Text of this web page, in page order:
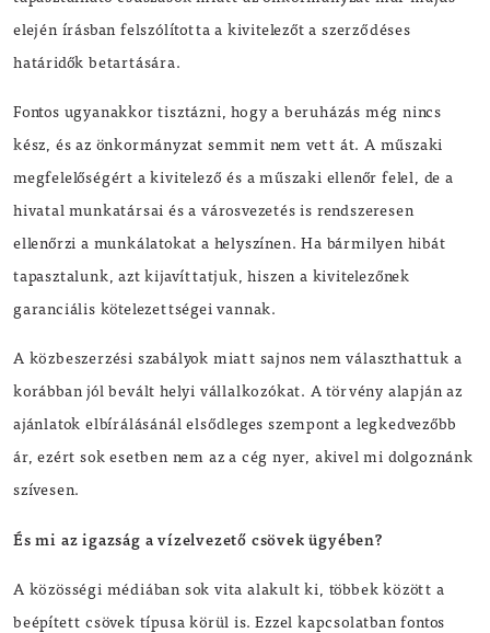
elején írásban felszólította a kivitelezőt a szerződéses
határidők betartására.
Fontos ugyanakkor tisztázni, hogy a beruházás még nincs
kész, és az önkormányzat semmit nem vett át. A műszaki
megfelelőségért a kivitelező és a műszaki ellenőr felel, de a
hivatal munkatársai és a városvezetés is rendszeresen
ellenőrzi a munkálatokat a helyszínen. Ha bármilyen hibát
tapasztalunk, azt kijavíttatjuk, hiszen a kivitelezőnek
garanciális kötelezettségei vannak.
A közbeszerzési szabályok miatt sajnos nem választhattuk a
korábban jól bevált helyi vállalkozókat. A törvény alapján az
ajánlatok elbírálásánál elsődleges szempont a legkedvezőbb
ár, ezért sok esetben nem az a cég nyer, akivel mi dolgoznánk
szívesen.
És mi az igazság a vízelvezető csövek ügyében?
A közösségi médiában sok vita alakult ki, többek között a
beépített csövek típusa körül is. Ezzel kapcsolatban fontos